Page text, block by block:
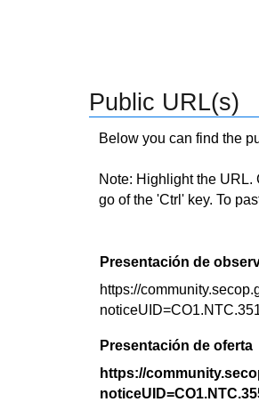
Public URL(s)
Below you can find the
Note: Highlight the URL.
go of the 'Ctrl' key. To
Presentación de
https://
Presentación de oferta
https://